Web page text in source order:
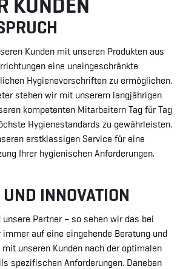
KUNDEN
Kunden mit unseren Produkten aus
eine uneingeschränkte
Hygienevorschriften zu ermöglichen.
stehen wir mit unserem langjährigen
kompetenten Mitarbeitern Tag für Tag
Hygienestandards zu gewährleisten.
erstklassigen Service für eine
Ihrer hygienischen Anforderungen.
INNOVATION
unsere Partner – so sehen wir das bei
immer auf eine eingehende Beratung und
unseren Kunden nach der optimalen
spezifischen Anforderungen. Daneben